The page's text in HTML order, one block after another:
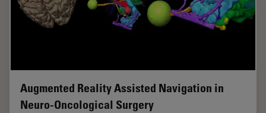
Augmented Reality Assisted Navigation in
Neuro-Oncological Surgery